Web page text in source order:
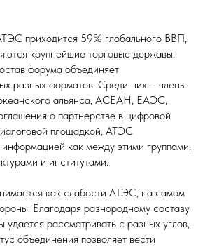
приходится 59% глобального ВВП,
крупнейшие торговые державы.
форума объединяет
разных форматов. Среди них – члены
альянса, АСЕАН, ЕАЭС,
о партнерстве в цифровой
площадкой, АТЭС
как между этими группами,
и институтами.
как слабости АТЭС, на самом
Благодаря разнородному составу
удается рассматривать с разных углов,
объединения позволяет вести